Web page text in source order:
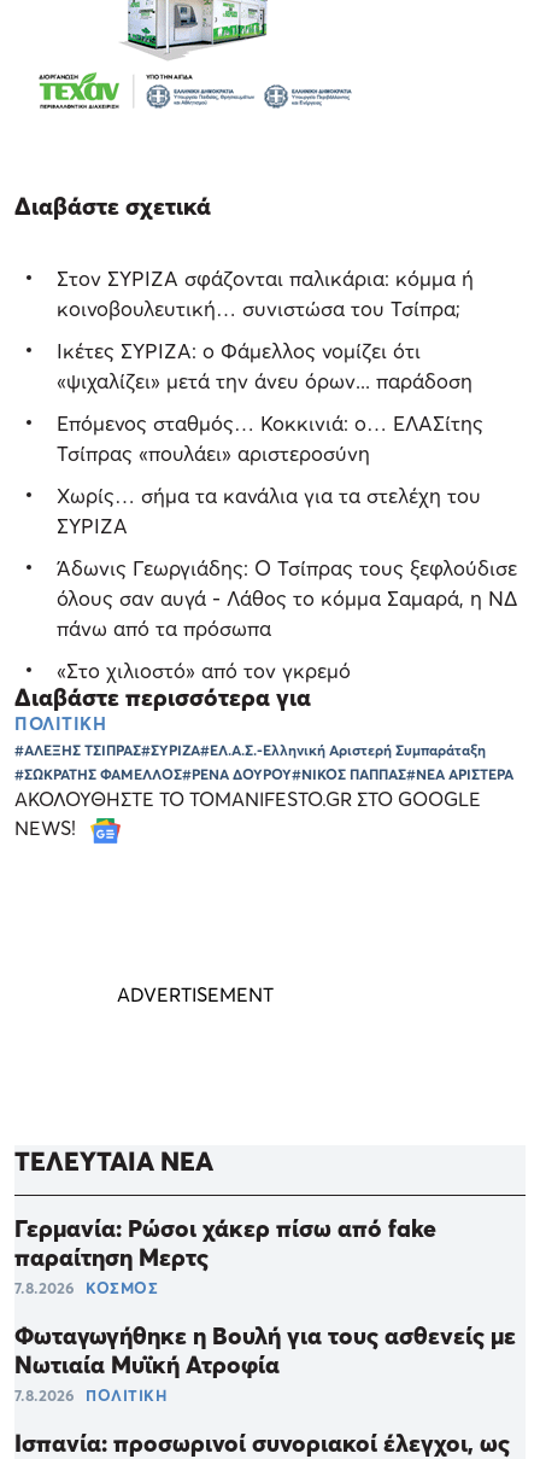
Διαβάστε σχετικά
Στον ΣΥΡΙΖΑ σφάζονται παλικάρια: κόμμα ή
κοινοβουλευτική… συνιστώσα του Τσίπρα;
Ικέτες ΣΥΡΙΖΑ: ο Φάμελλος νομίζει ότι
«ψιχαλίζει» μετά την άνευ όρων... παράδοση
Επόμενος σταθμός… Κοκκινιά: ο… ΕΛΑΣίτης
Τσίπρας «πουλάει» αριστεροσύνη
Χωρίς… σήμα τα κανάλια για τα στελέχη του
ΣΥΡΙΖΑ
Άδωνις Γεωργιάδης: Ο Τσίπρας τους ξεφλούδισε
όλους σαν αυγά - Λάθος το κόμμα Σαμαρά, η ΝΔ
πάνω από τα πρόσωπα
«Στο χιλιοστό» από τον γκρεμό
Διαβάστε περισσότερα για
ΠΟΛΙΤΙΚΗ
#ΑΛΕΞΗΣ ΤΣΙΠΡΑΣ#ΣΥΡΙΖΑ#ΕΛ.Α.Σ.-Ελληνική Αριστερή Συμπαράταξη
#ΣΩΚΡΑΤΗΣ ΦΑΜΕΛΛΟΣ#ΡΕΝΑ ΔΟΥΡΟΥ#ΝΙΚΟΣ ΠΑΠΠΑΣ#ΝΕΑ ΑΡΙΣΤΕΡΑ
ΑΚΟΛΟΥΘΗΣΤΕ ΤΟ TOMANIFESTO.GR ΣΤΟ GOOGLE
NEWS!
ΤΕΛΕΥΤΑΙΑ ΝΕΑ
Γερμανία: Ρώσοι χάκερ πίσω από fake
παραίτηση Μερτς
7.8.2026 ΚΟΣΜΟΣ
Φωταγωγήθηκε η Βουλή για τους ασθενείς με
Νωτιαία Μυϊκή Ατροφία
7.8.2026 ΠΟΛΙΤΙΚΗ
Ισπανία: προσωρινοί συνοριακοί έλεγχοι, ως